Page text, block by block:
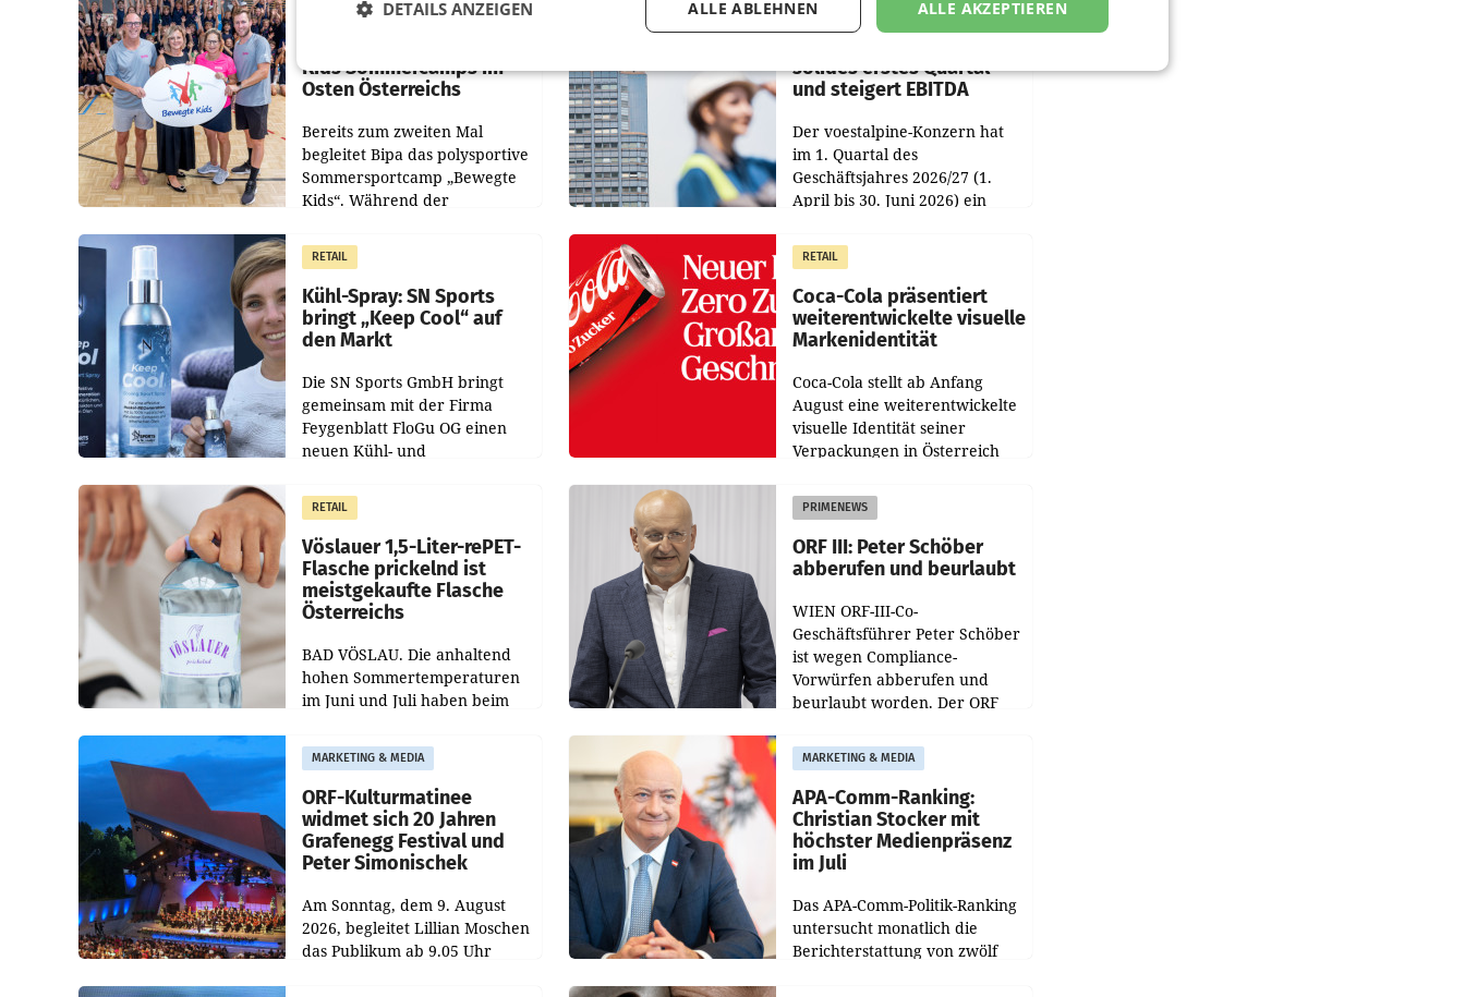
Kids Sommercamps im
Osten Österreichs
Bereits zum zweiten Mal
begleitet Bipa das polysportive
Sommersportcamp „Bewegte
Kids“. Während der
Juli und August versorgt das
Unternehmen Kinder sowie
RETAIL
solides erstes Quartal
und steigert EBITDA
Der voestalpine-Konzern hat
im 1. Quartal des
Geschäftsjahres 2026/27 (1.
April bis 30. Juni 2026) ein
Der Umsatz stieg im Vergleich
zur Vorjahresperiode
RETAIL
Kühl-Spray: SN Sports
bringt „Keep Cool“ auf
den Markt
Die SN Sports GmbH bringt
gemeinsam mit der Firma
Feygenblatt FloGu OG einen
neuen Kühl- und
Markt. Das Produkt namens
„Keep Cool“ ist zu 100 Prozent
RETAIL
Coca-Cola präsentiert
weiterentwickelte visuelle
Markenidentität
Coca-Cola stellt ab Anfang
August eine weiterentwickelte
visuelle Identität seiner
Verpackungen in Österreich
Redesigns stehen zentrale
Gestaltungselemente
RETAIL
Vöslauer 1,5-Liter-rePET-
Flasche prickelnd ist
meistgekaufte Flasche
Österreichs
BAD VÖSLAU. Die anhaltend
hohen Sommertemperaturen
im Juni und Juli haben beim
Getränkehersteller Vöslauer zu
deutlichen Absatzzuwächsen
geführt. Während
PRIMENEWS
ORF III: Peter Schöber
abberufen und beurlaubt
WIEN ORF-III-Co-
Geschäftsführer Peter Schöber
ist wegen Compliance-
Vorwürfen abberufen und
beurlaubt worden. Der ORF
entsprechende
Medienberichte.
MARKETING & MEDIA
ORF-Kulturmatinee
widmet sich 20 Jahren
Grafenegg Festival und
Peter Simonischek
Am Sonntag, dem 9. August
2026, begleitet Lillian Moschen
das Publikum ab 9.05 Uhr
MARKETING & MEDIA
APA-Comm-Ranking:
Christian Stocker mit
höchster Medienpräsenz
im Juli
Das APA-Comm-Politik-Ranking
untersucht monatlich die
Berichterstattung von zwölf
ALLE AKZEPTIEREN
ALLE ABLEHNEN
DETAILS ANZEIGEN